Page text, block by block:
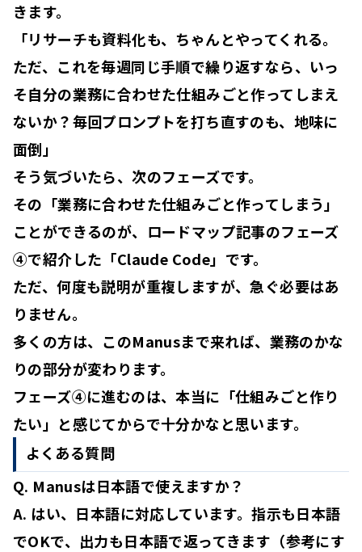
きます。
「リサーチも資料化も、ちゃんとやってくれる。
ただ、これを毎週同じ手順で繰り返すなら、いっ
そ自分の業務に合わせた仕組みごと作ってしまえ
ないか？毎回プロンプトを打ち直すのも、地味に
面倒」
そう気づいたら、次のフェーズです。
その「業務に合わせた仕組みごと作ってしまう」
ことができるのが、ロードマップ記事のフェーズ
④で紹介した「Claude Code」です。
ただ、何度も説明が重複しますが、急ぐ必要はあ
りません。
多くの方は、このManusまで来れば、業務のかな
りの部分が変わります。
フェーズ④に進むのは、本当に「仕組みごと作り
たい」と感じてからで十分かなと思います。
よくある質問
Q. Manusは日本語で使えますか？
A. はい、日本語に対応しています。指示も日本語
でOKで、出力も日本語で返ってきます（参考にす